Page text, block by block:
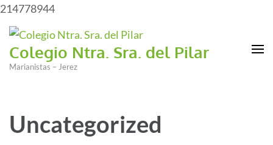
214778944
Colegio Ntra. Sra. del Pilar
Marianistas – Jerez
Uncategorized